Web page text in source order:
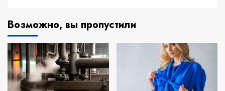
Возможно, вы пропустили